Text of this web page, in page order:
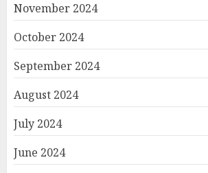
November 2024
October 2024
September 2024
August 2024
July 2024
June 2024